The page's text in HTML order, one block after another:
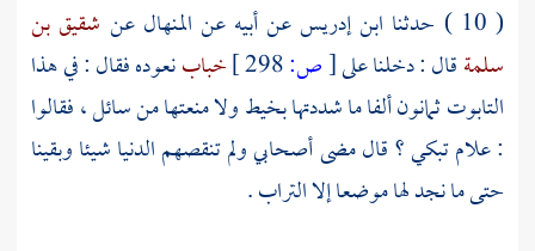
( 10 ) حدثنا
ابن إدريسعن أبيه عن المنهالعن شقيق بن
سلمةقال : دخلنا على[ص: خبابنعوده فقال : في هذا
التابوت ثمانون ألفا ما شددتها بخيط ولا منعتها من سائل ، فقالوا
: علام تبكي ؟ قال مضى أصحابي ولم تنقصهم الدنيا شيئا وبقينا
حتى ما نجد لها موضعا إلا التراب .